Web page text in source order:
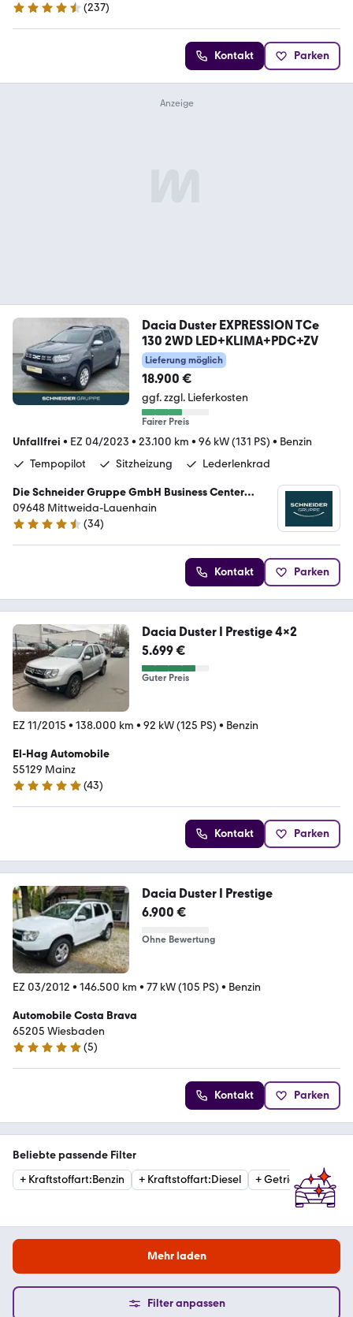
4.3 Sterne
(237)
Kontakt Parken
Dacia Duster EXPRESSION TCe
130 2WD LED+KLIMA+PDC+ZV
Lieferung möglich
18.900 €
ggf. zzgl. Lieferkosten
Fairer Preis
Unfallfrei • EZ 04/2023 • 23.100 km • 96 kW (131 PS) • Benzin
Tempopilot
Sitzheizung Lederlenkrad
Die Schneider Gruppe GmbH Business Center
Mittweida
09648 Mittweida-Lauenhain
4.7 Sterne
(34)
Kontakt Parken
Dacia Duster I Prestige 4x2
5.699 €
Guter Preis
EZ 11/2015 • 138.000 km • 92 kW (125 PS) • Benzin
El-Hag Automobile
55129 Mainz
5 Sterne
(43)
Kontakt Parken
Dacia Duster I Prestige
6.900 €
Ohne Bewertung
EZ 03/2012 • 146.500 km • 77 kW (105 PS) • Benzin
Automobile Costa Brava
65205 Wiesbaden
5 Sterne
(5)
Kontakt Parken
Beliebte passende Filter
+ Kraftstoffart:Benzin + Kraftstoffart:Diesel +Getriebe:
Mehr laden
Filter anpassen